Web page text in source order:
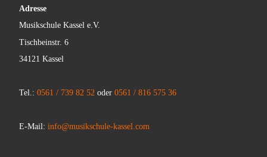
Adresse
Musikschule Kassel e.V.
Tischbeinstr. 6
34121 Kassel
Tel.: 0561 / 739 82 52oder 0561 / 816 575 36
E-Mail: info@musikschule-kassel.com